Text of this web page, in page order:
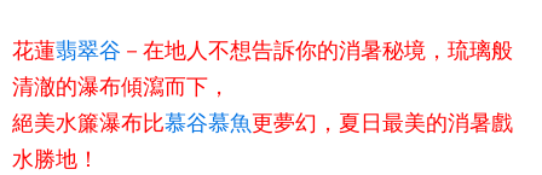
花蓮翡翠谷 －在地人不想告訴你的消暑秘境，琉璃般
清澈的瀑布傾瀉而下，
絕美水簾瀑布比慕谷慕魚更夢幻，夏日最美的消暑戲
水勝地！